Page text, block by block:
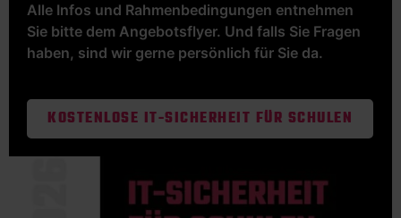
Alle Infos und Rahmenbedingungen entnehmen
Sie bitte dem Angebotsflyer. Und falls Sie Fragen
haben, sind wir gerne persönlich für Sie da.
KOSTENLOSE IT-SICHERHEIT FÜR SCHULEN